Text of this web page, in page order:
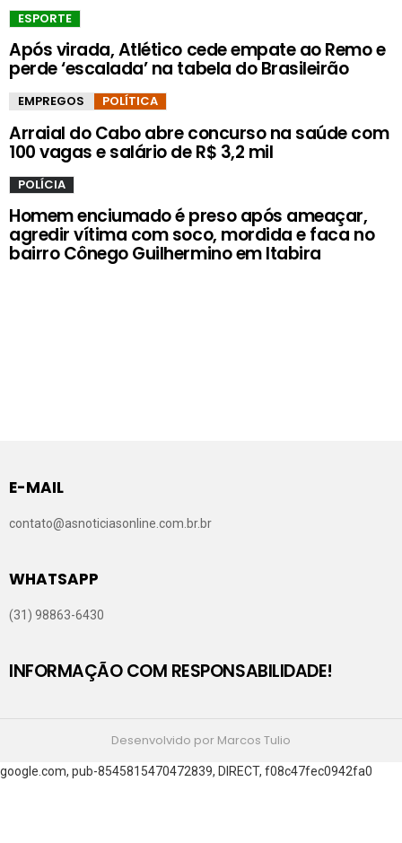
ESPORTE
Após virada, Atlético cede empate ao Remo e
perde ‘escalada’ na tabela do Brasileirão
EMPREGOS POLÍTICA
Arraial do Cabo abre concurso na saúde com
100 vagas e salário de R$ 3,2 mil
POLÍCIA
Homem enciumado é preso após ameaçar,
agredir vítima com soco, mordida e faca no
bairro Cônego Guilhermino em Itabira
E-MAIL
contato@asnoticiasonline.com.br.br
WHATSAPP
(31) 98863-6430
INFORMAÇÃO COM RESPONSABILIDADE!
Desenvolvido por Marcos Tulio
google.com, pub-8545815470472839, DIRECT, f08c47fec0942fa0